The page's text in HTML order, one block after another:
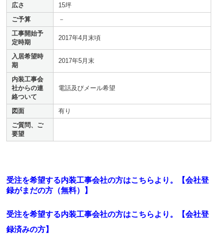
広さ
15坪
ご予算
－
工事開始予
定時期
2017年4月末頃
入居希望時
期
2017年5月末
内装工事会
社からの連
絡ついて
電話及びメール希望
図面
有り
ご質問、ご
要望
受注を希望する内装工事会社の方はこちらより。【会社登
録がまだの方（無料）】
受注を希望する内装工事会社の方はこちらより。
【会社登
録済みの方】